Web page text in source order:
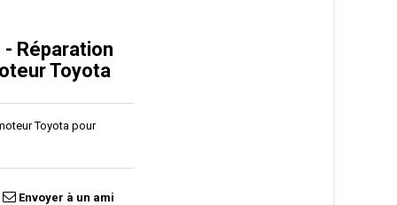
Réparation
Toyota
Toyota pour
Envoyer à un ami